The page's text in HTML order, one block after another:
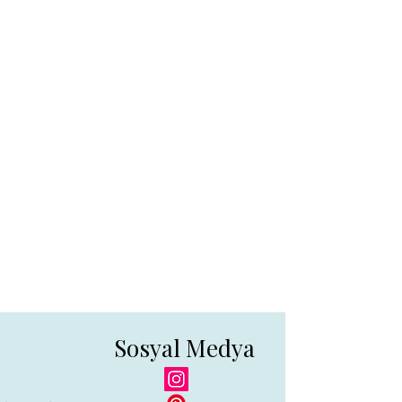
Sosyal Medya